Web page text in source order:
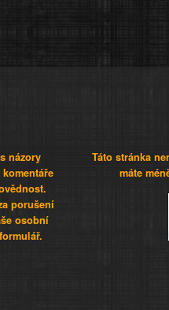
názory
porušení
osobní
Táto stránka
máte